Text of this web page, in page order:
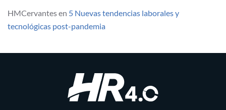
HMCervantesen 5 Nuevas tendencias laborales y
tecnológicas post-pandemia